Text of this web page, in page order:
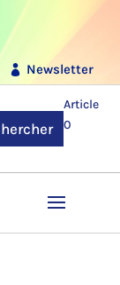
Newsletter
Article
0